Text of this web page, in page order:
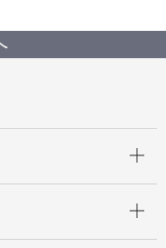
の規定に基づく許可